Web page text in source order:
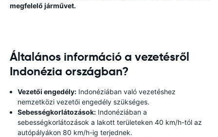
megfelelő járművet.
Általános információ a vezetésről
Indonézia országban?
Vezetői engedély: Indonéziában való vezetéshez
nemzetközi vezetői engedély szükséges.
Sebességkorlátozások: Indonéziában a
sebességkorlátozások a lakott területeken 40 km/h-tól az
autópályákon 80 km/h-ig terjednek.